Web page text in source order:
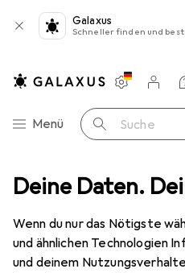
Deine Daten.
Wenn du nur das Nötigste
und ähnlichen Technologien
und deinem
Galaxus
Schneller finden und
Navigation nach Kategorien
Menü Suche
Einstellungen
Kundenkonto
Merklisten
Warenkorb
- 20 Zoll - 7 Geschwindigkeit
Volare XC
Zoll - 7
(22162)
20"